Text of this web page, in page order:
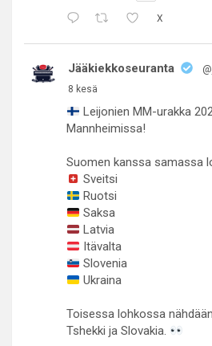
X
Jääkiekkoseuranta
8 kesä
Leijonien MM-urakka
Mannheimissa!
Suomen kanssa samassa
Sveitsi
Ruotsi
Saksa
Latvia
Itävalta
Slovenia
Ukraina
Toisessa lohkossa
Tshekki ja Slovakia.